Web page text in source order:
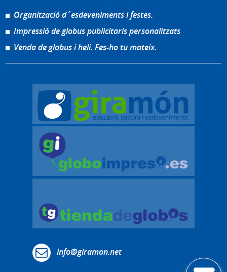
Organització d´esdeveniments i festes.
Impressió de globus publicitaris personalitzats
Venda de globus i heli. Fes-ho tu mateix.
info@giramon.net